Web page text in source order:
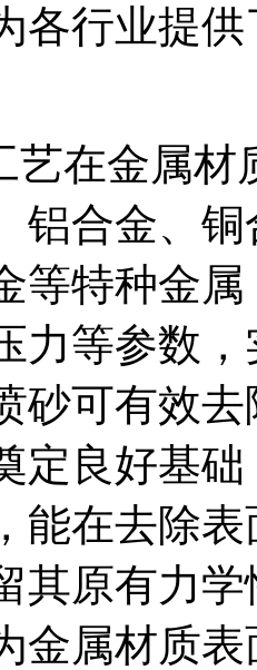
各行业提
艺在金属材
铝合金、
等特种金属
力等参数
砂可有效
定良好基
能在去除
其原有力
金属材质